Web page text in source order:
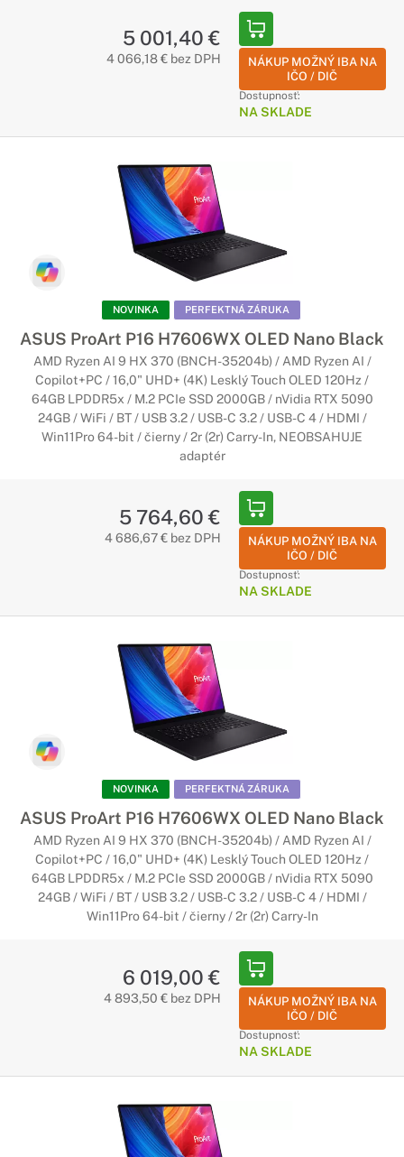
5 001,40 €
4 066,18 € bez DPH
NÁKUP MOŽNÝ IBA NA
IČO / DIČ
Dostupnosť:
NA SKLADE
NOVINKA PERFEKTNÁ ZÁRUKA
ASUS ProArt P16 H7606WX OLED Nano Black
AMD Ryzen AI 9 HX 370 (BNCH-35204b) / AMD Ryzen AI /
Copilot+PC / 16,0" UHD+ (4K) Lesklý Touch OLED 120Hz /
64GB LPDDR5x / M.2 PCIe SSD 2000GB / nVidia RTX 5090
24GB / WiFi / BT / USB 3.2 / USB-C 3.2 / USB-C 4 / HDMI /
Win11Pro 64-bit / čierny / 2r (2r) Carry-In, NEOBSAHUJE
adaptér
5 764,60 €
4 686,67 € bez DPH
NÁKUP MOŽNÝ IBA NA
IČO / DIČ
Dostupnosť:
NA SKLADE
NOVINKA PERFEKTNÁ ZÁRUKA
ASUS ProArt P16 H7606WX OLED Nano Black
AMD Ryzen AI 9 HX 370 (BNCH-35204b) / AMD Ryzen AI /
Copilot+PC / 16,0" UHD+ (4K) Lesklý Touch OLED 120Hz /
64GB LPDDR5x / M.2 PCIe SSD 2000GB / nVidia RTX 5090
24GB / WiFi / BT / USB 3.2 / USB-C 3.2 / USB-C 4 / HDMI /
Win11Pro 64-bit / čierny / 2r (2r) Carry-In
6 019,00 €
4 893,50 € bez DPH
NÁKUP MOŽNÝ IBA NA
IČO / DIČ
Dostupnosť:
NA SKLADE